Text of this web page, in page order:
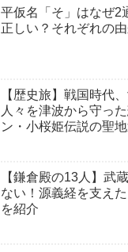
平仮名「そ」はなぜ2
正しい？それぞれの由
【歴史旅】戦国時代
人々を津波から守っ
ン・小桜姫伝説の聖地
【鎌倉殿の13人】武
ない！源義経を支えた
を紹介